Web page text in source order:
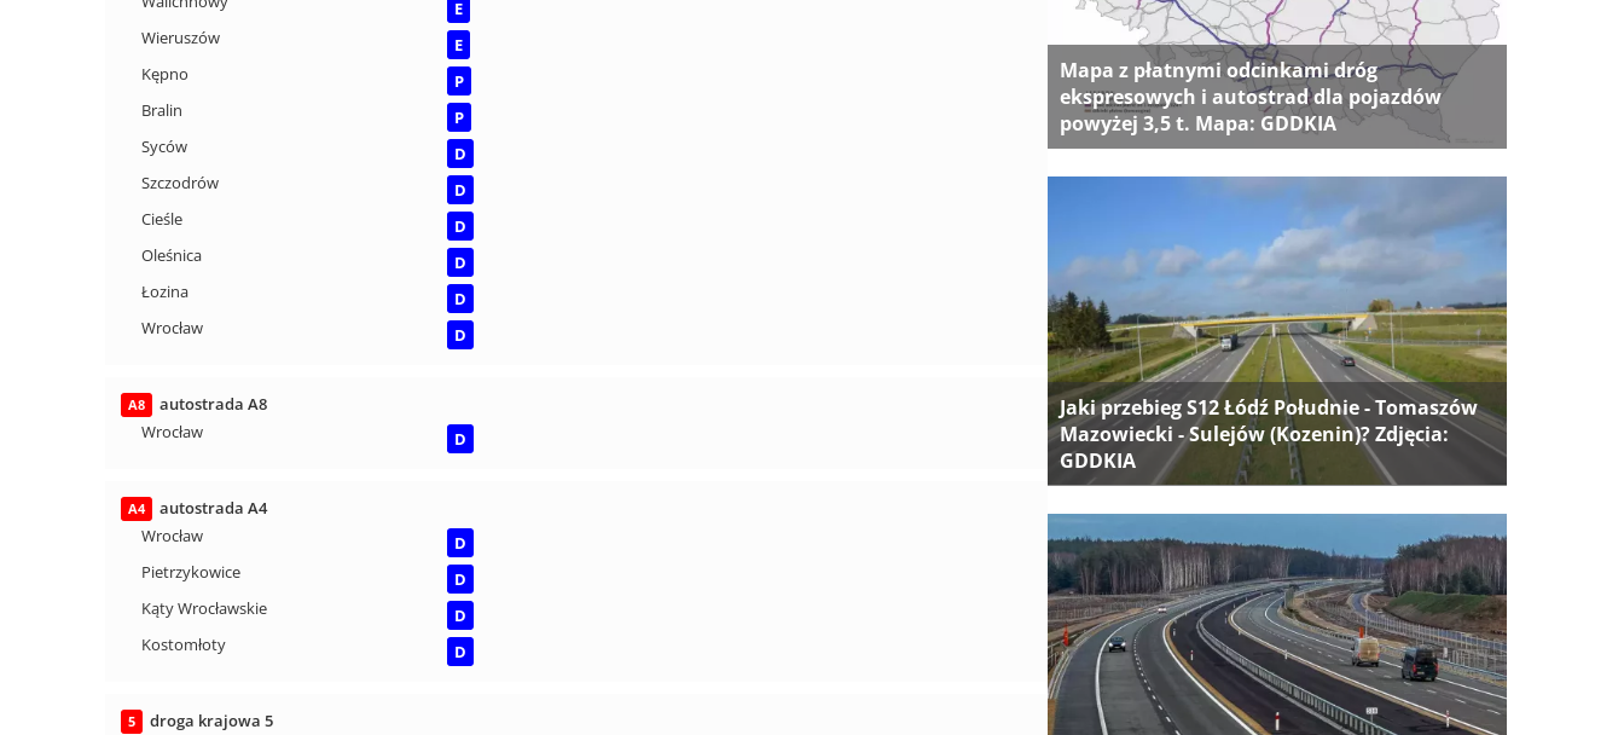
E
Wieruszów
E
Kępno
P
Bralin
P
Syców
D
Szczodrów
D
Cieśle
D
Oleśnica
D
Łozina
D
Wrocław
D
A8
autostrada A8
Wrocław
D
A4
autostrada A4
Wrocław
D
Pietrzykowice
D
Kąty Wrocławskie
D
Kostomłoty
D
5
droga krajowa 5
Mapa z płatnymi odcinkami dróg
ekspresowych i autostrad dla pojazdów
powyżej 3,5 t. Mapa: GDDKIA
Jaki przebieg S12 Łódź Południe - Tomaszów
Mazowiecki - Sulejów (Kozenin)? Zdjęcia:
GDDKIA